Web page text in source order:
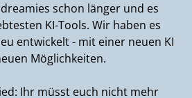
schon länger und es
KI-Tools. Wir haben es
entwickelt - mit einer neuen KI
Möglichkeiten.
Ihr müsst euch nicht mehr